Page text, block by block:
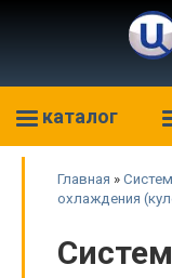
каталог
Главная »
охлаждения